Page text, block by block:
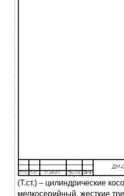
(Т.ст.) – цилиндрические
мелкосерийный, жесткие